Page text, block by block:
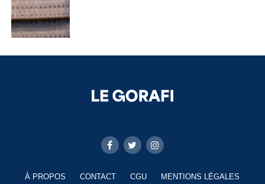
À PROPOS CONTACT CGU MENTIONS LÉGALES